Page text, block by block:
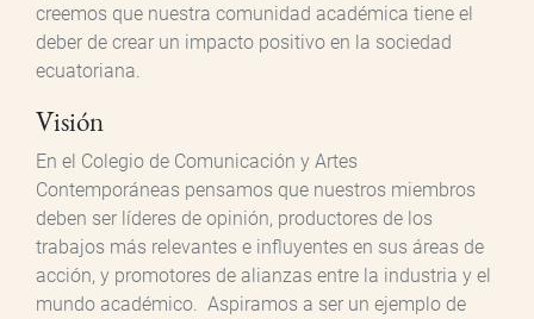
creemos que nuestra comunidad académica tiene el
deber de crear un impacto positivo en la sociedad
ecuatoriana.
Visión
En el Colegio de Comunicación y Artes
Contemporáneas pensamos que nuestros miembros
deben ser líderes de opinión, productores de los
trabajos más relevantes e influyentes en sus áreas de
acción, y promotores de alianzas entre la industria y el
mundo académico. Aspiramos a ser un ejemplo de